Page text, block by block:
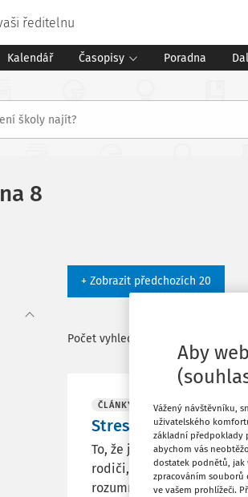
ředitelnu
Kalendář Časopisy Poradna
8
+ Zobrazit předchozích 20
Počet vyhledaných dokumentů:
ČLÁNKY
Stres a komunikace
To, že je základem
rodiči, je dnes jasné
rozumní dospělí lidé se ...
Aby
Vážený návštěvníku,
uživatelského
základní předpoklady
abychom vás
dostatek podnětů, jak
zpracováním souborů
ve vašem prohlížeči.